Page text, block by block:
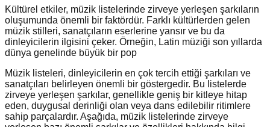
Kültürel etkiler, müzik listelerinde zirveye yerleşen şarkıların
oluşumunda önemli bir faktördür. Farklı kültürlerden gelen
müzik stilleri, sanatçıların eserlerine yansır ve bu da
dinleyicilerin ilgisini çeker. Örneğin, Latin müziği son yıllarda
dünya genelinde büyük bir pop
Müzik listeleri, dinleyicilerin en çok tercih ettiği şarkıları ve
sanatçıları belirleyen önemli bir göstergedir. Bu listelerde
zirveye yerleşen şarkılar, genellikle geniş bir kitleye hitap
eden, duygusal derinliği olan veya dans edilebilir ritimlere
sahip parçalardır. Aşağıda, müzik listelerinde zirveye